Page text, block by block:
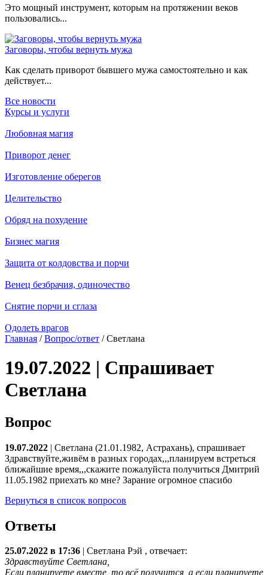
Это мощный инструмент, которым на протяжении веков
пользовались...
Заговоры, чтобы вернуть мужа
Как сделать приворот бывшего мужа самостоятельно и как
действует...
Все новости
Курсы и услуги
Любовная магия
Приворот денег
Изготовление оберегов
Целительство
Обряд на похудение
Бизнес магия
Защита от колдовства и порчи
Венец безбрачия, одиночество
Снятие порчи и сглаза
Одолеть врагов
Главная /Вопрос/ответ / Светлана
19.07.2022 | Спрашивает
Светлана
Вопрос
19.07.2022 | Светлана (21.01.1982, Астрахань), спрашивает
Здравствуйте,живём в разных городах,,,планируем встреться
ближайшие время,,,скажите пожалуйста получиться Дмитрий
11.05.1982 приехать ко мне? Зарание огромное спасибо
Вернуться в список вопросов
Ответы
25.07.2022 в 17:36 Светлана Рэй , отвечает:
Здравствуйте Светлана,
Если планируете вместе, то всё получится, а если планируете